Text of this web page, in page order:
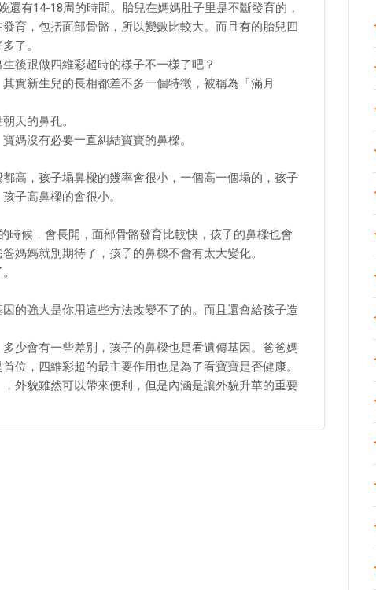
有14-18周的時間。胎兒在媽媽肚子里是不斷發育的，
育，包括面部骨骼，所以變數比較大。而且有的胎兒四
了。
後跟做四維彩超時的樣子不一樣了吧？
實新生兒的長相都差不多一個特徵，被稱為「滿月
天的鼻孔。
媽沒有必要一直糾結寶寶的鼻樑。
高，孩子塌鼻樑的幾率會很小，一個高一個塌的，孩子
子高鼻樑的會很小。
時候，會長開，面部骨骼發育比較快，孩子的鼻樑也會
媽媽就別期待了，孩子的鼻樑不會有太大變化。
的強大是你用這些方法改變不了的。而且還會給孩子造
少會有一些差別，孩子的鼻樑也是看遺傳基因。爸爸媽
位，四維彩超的最主要作用也是為了看寶寶是否健康。
外貌雖然可以帶來便利，但是內涵是讓外貌升華的重要